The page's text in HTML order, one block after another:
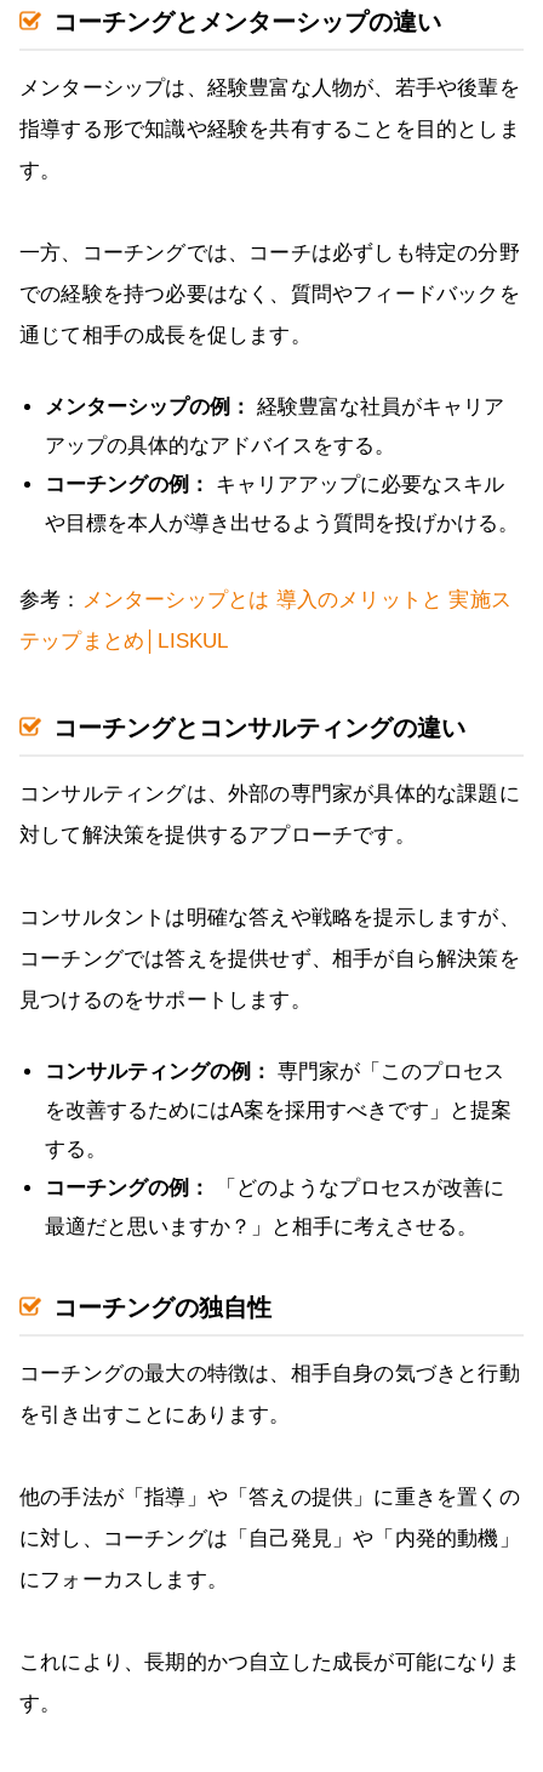
コーチングとメンターシップの違い
メンターシップは、経験豊富な人物が、若手や後輩を
指導する形で知識や経験を共有することを目的としま
す。
一方、コーチングでは、コーチは必ずしも特定の分野
での経験を持つ必要はなく、質問やフィードバックを
通じて相手の成長を促します。
メンターシップの例： 経験豊富な社員がキャリア
アップの具体的なアドバイスをする。
コーチングの例：
キャリアアップに必要なスキル
や目標を本人が導き出せるよう質問を投げかける。
参考：
メンターシップとは 導入のメリットと 実施ス
テップまとめ│LISKUL
コーチングとコンサルティングの違い
コンサルティングは、外部の専門家が具体的な課題に
対して解決策を提供するアプローチです。
コンサルタントは明確な答えや戦略を提示しますが、
コーチングでは答えを提供せず、相手が自ら解決策を
見つけるのをサポートします。
コンサルティングの例： 専門家が「このプロセス
を改善するためにはA案を採用すべきです」と提案
する。
コーチングの例：
「どのようなプロセスが改善に
最適だと思いますか？」と相手に考えさせる。
コーチングの独自性
コーチングの最大の特徴は、相手自身の気づきと行動
を引き出すことにあります。
他の手法が「指導」や「答えの提供」に重きを置くの
に対し、コーチングは「自己発見」や「内発的動機」
にフォーカスします。
これにより、長期的かつ自立した成長が可能になりま
す。